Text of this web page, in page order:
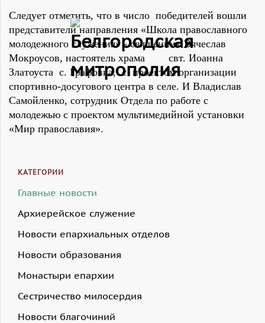
Следует отметить, что в число победителей вошли
представители направления «Школа православного
молодежного служения» - священник Вячеслав
Мокроусов, настоятель храма свт. Иоанна
Златоуста с. Графовка, с проектом организации
спортивно-досугового центра в селе. И Владислав
Самойленко, сотрудник Отдела по работе с
молодежью с проектом мультимедийной установки
«Мир православия».
КАТЕГОРИИ
Главные новости
Архиерейское служение
Новости епархиальных отделов
Новости образования
Монастыри епархии
Сестричество милосердия
Новости благочиний